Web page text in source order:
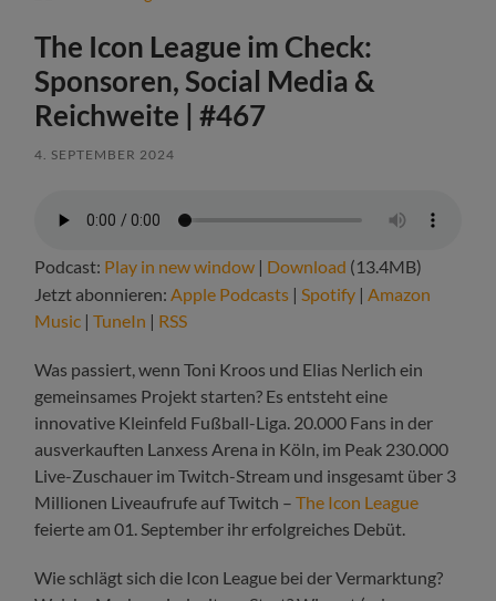
The Icon League im Check:
Sponsoren, Social Media &
Reichweite | #467
4. SEPTEMBER 2024
Podcast: Play in new window | Download (13.4MB)
Jetzt abonnieren:Apple Podcasts |Spotify |Amazon
Music |TuneIn | RSS
Was passiert, wenn Toni Kroos und Elias Nerlich ein
gemeinsames Projekt starten? Es entsteht eine
innovative Kleinfeld Fußball-Liga. 20.000 Fans in der
ausverkauften Lanxess Arena in Köln, im Peak 230.000
Live-Zuschauer im Twitch-Stream und insgesamt über 3
Millionen Liveaufrufe auf Twitch –The Icon League
feierte am 01. September ihr erfolgreiches Debüt.
Wie schlägt sich die Icon League bei der Vermarktung?